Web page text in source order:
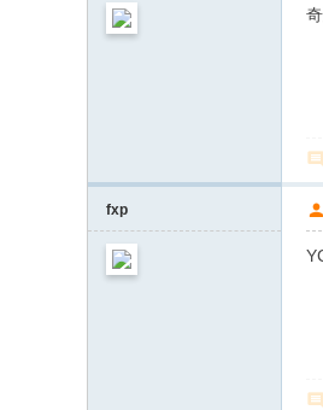
fxp